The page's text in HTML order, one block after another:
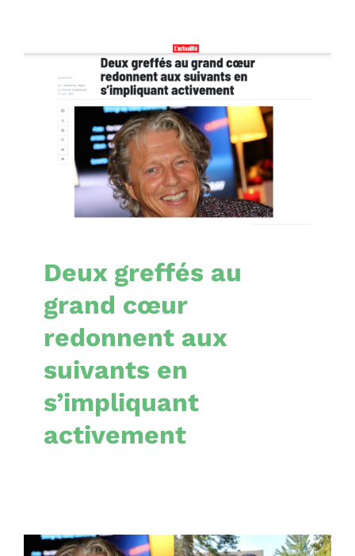
Deux greffés au grand
cœur redonnent aux
suivants en
s’impliquant
activement
Nouvelles
Deux greffés au
grand cœur
redonnent aux
suivants en
s’impliquant
activement